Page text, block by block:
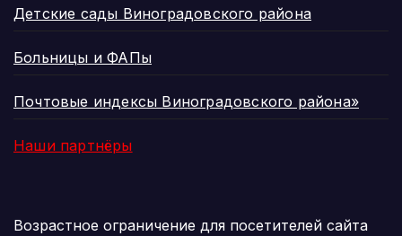
Детские сады Виноградовского района
Больницы и ФАПы
Почтовые индексы Виноградовского района»
Наши партнёры
Возрастное ограничение для посетителей сайта